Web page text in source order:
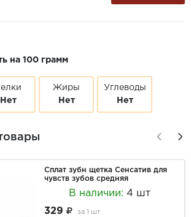
на 100 грамм
Нет
Жиры
Нет
Углеводы
Нет
Сплат зубн щетка Сенсатив для
чувств зубов средняя
В наличии: 4 шт
329
за 1 шт